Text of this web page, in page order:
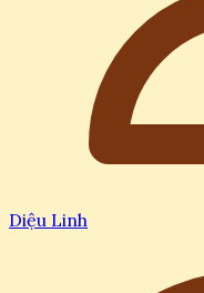
Diệu Linh